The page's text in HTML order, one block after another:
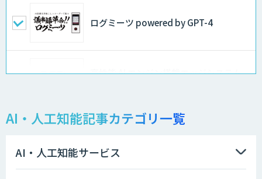
ログミーツ powered by GPT-4
高性能 AI エンジン搭載エッジシステム
AI・人工知能記事カテゴリ一覧
AI・人工知能サービス